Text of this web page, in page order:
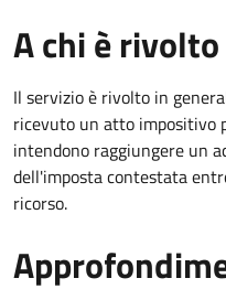
A chi è rivolto
Il servizioè rivolto in
ricevuto un atto impositivo
intendono raggiungere un
dell'imposta contestata
ricorso.